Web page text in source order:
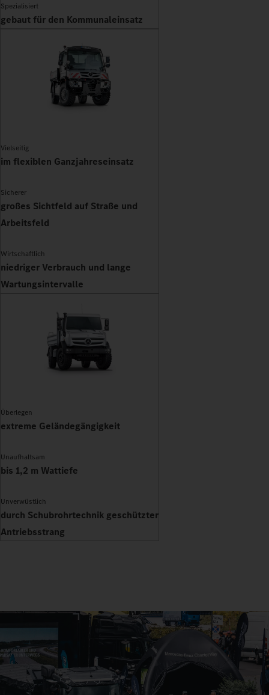
Spezialisiert
gebaut für den Kommunaleinsatz
Vielseitig
im flexiblen Ganzjahreseinsatz
Sicherer
großes Sichtfeld auf Straße und
Arbeitsfeld
Wirtschaftlich
niedriger Verbrauch und lange
Wartungsintervalle
Überlegen
extreme Geländegängigkeit
Unaufhaltsam
bis 1,2 m Wattiefe
Unverwüstlich
durch Schubrohrtechnik geschützter
Antriebsstrang